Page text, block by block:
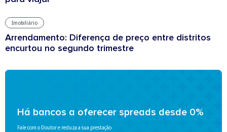
Imobiliário
Arrendamento: Diferença de preço entre distritos
encurtou no segundo trimestre
Há bancos a oferecer spreads desde 0%
Fale com o Doutor e reduza a sua prestação